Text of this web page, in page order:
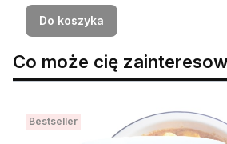
Do koszyka
Co może cię
Bestseller